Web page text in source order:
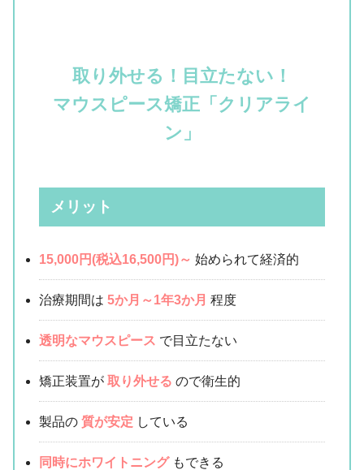
取り外せる！目立たない！
マウスピース矯正「クリアライ
ン」
メリット
15,000円(税込16,500円)～ 始められて経済的
治療期間は 5か月～1年3か月 程度
透明なマウスピース で目立たない
矯正装置が 取り外せる ので衛生的
製品の 質が安定 している
同時にホワイトニングもできる